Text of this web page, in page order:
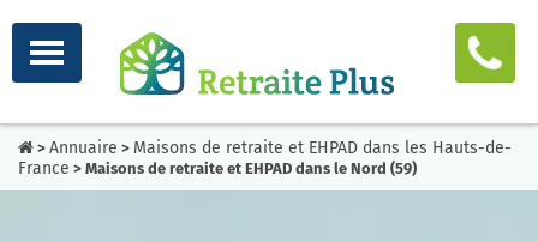
> Annuaire > Maisons de retraite et EHPAD dans les Hauts-de-
France > Maisons de retraite et EHPAD dans le Nord (59)